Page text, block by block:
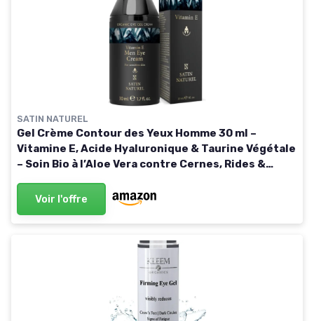
SATIN NATUREL
Gel Crème Contour des Yeux Homme 30 ml –
Vitamine E, Acide Hyaluronique & Taurine Végétale
– Soin Bio à l’Aloe Vera contre Cernes, Rides &
Voir l'offre